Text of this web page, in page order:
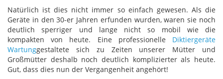
Natürlich ist dies nicht immer so einfach gewesen. Als die
Geräte in den 30-er Jahren erfunden wurden, waren sie noch
deutlich sperriger und lange nicht so mobil wie die
kompakten von heute. Eine professionelle Diktiergeräte
Wartunggestaltete sich zu Zeiten unserer Mütter und
Großmütter deshalb noch deutlich komplizierter als heute.
Gut, dass dies nun der Vergangenheit angehört!